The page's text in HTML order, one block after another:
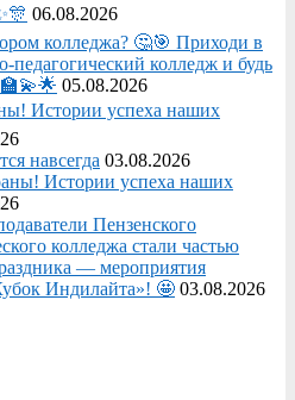
06.08.2026
колледжа? 🤔🎯 Приходи в
педагогический колледж и будь
05.08.2026
Истории успеха наших
навсегда 03.08.2026
Истории успеха наших
Пензенского
колледжа стали частью
— мероприятия
Индилайта»! 🤩 03.08.2026